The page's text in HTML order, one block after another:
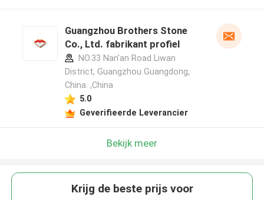
Guangzhou Brothers Stone
Co., Ltd. fabrikant profiel
NO.33 Nan'an Road Liwan
District, Guangzhou Guangdong,
China. ,China
5.0
Geverifieerde Leverancier
Bekijk meer
Krijg de beste prijs voor